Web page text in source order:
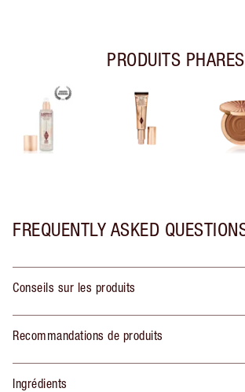
PRODUITS PHARES
FREQUENTLY ASKED
Conseils sur les produits
Recommandations de produits
Ingrédients